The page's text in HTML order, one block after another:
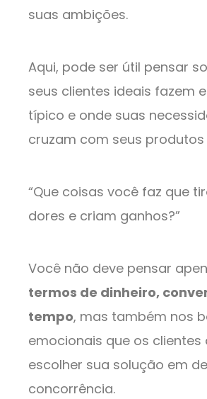
suas ambições.
Aqui, pode ser útil pensar
seus clientes ideais fazem
típico e onde suas
cruzam com seus produtos
“Que coisas você faz que
dores e criam ganhos?”
Você não deve pensar
termos de dinheiro,
tempo, mas também nos
emocionais que os
escolher sua solução em
concorrência.